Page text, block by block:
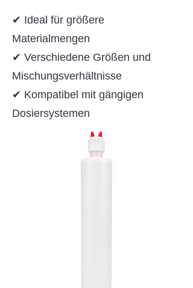
✔ Ideal für größere
Materialmengen
✔ Verschiedene Größen und
Mischungsverhältnisse
✔ Kompatibel mit gängigen
Dosiersystemen